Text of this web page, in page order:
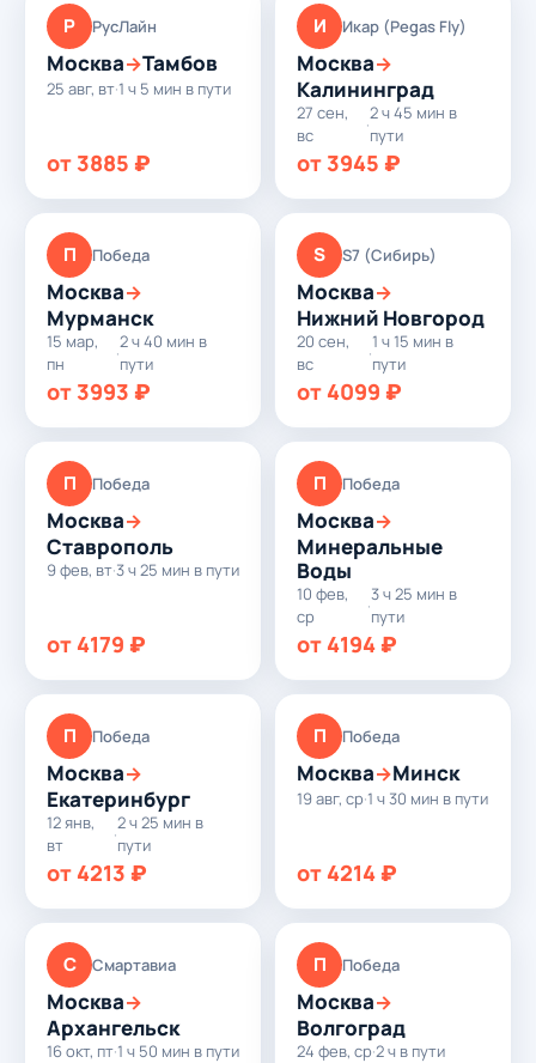
Р РусЛайн
Москва→Тамбов
25 авг, вт·1 ч 5 мин в пути
от 3885 ₽
И Икар (Pegas Fly)
Москва→
Калининград
27 сен,
вс
·
2 ч 45 мин в
пути
от 3945 ₽
П Победа
Москва→
Мурманск
15 мар,
пн
·
2 ч 40 мин в
пути
от 3993 ₽
S S7 (Сибирь)
Москва→
Нижний Новгород
20 сен,
вс
·
1 ч 15 мин в
пути
от 4099 ₽
П Победа
Москва→
Ставрополь
9 фев, вт·3 ч 25 мин в пути
от 4179 ₽
П Победа
Москва→
Минеральные
Воды
10 фев,
ср
·
3 ч 25 мин в
пути
от 4194 ₽
П Победа
Москва→
Екатеринбург
12 янв,
вт
·
2 ч 25 мин в
пути
от 4213 ₽
П Победа
Москва→Минск
19 авг, ср·1 ч 30 мин в пути
от 4214 ₽
С Смартавиа
Москва→
Архангельск
16 окт, пт·1 ч 50 мин в пути
П Победа
Москва→
Волгоград
24 фев, ср·2 ч в пути